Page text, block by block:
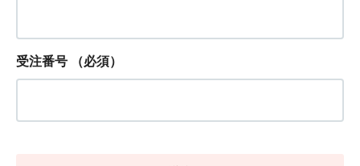
受注番号 （必須）